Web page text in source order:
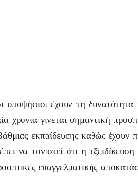
υποψήφιοι έχουν τη
χρόνια γίνεται σημαντική
εκπαίδευσης καθώς έχουν
να τονιστεί ότι η
επαγγελματικής